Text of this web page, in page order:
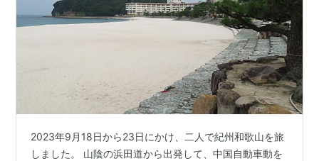
2023年9月18日から23日にかけ、二人で紀州和歌山を旅
しました。 山陰の浜田道から出発して、中国自動車動を